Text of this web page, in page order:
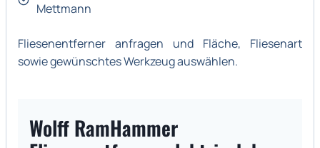
Mettmann
Fliesenentferner anfragen und Fläche, Fliesenart
sowie gewünschtes Werkzeug auswählen.
Wolff RamHammer